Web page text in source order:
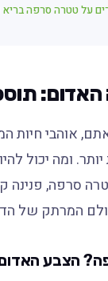
על טטרה סרפה בריא
אוהבי
ומה יכול
סרפה, פנינה
המרתק של
הצבע